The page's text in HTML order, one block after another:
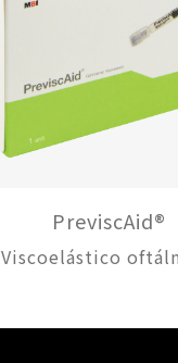
PreviscAid®
Viscoelástico